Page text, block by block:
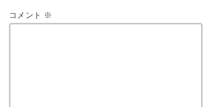
コメント ※